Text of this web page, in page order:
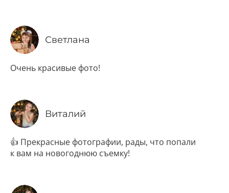
Светлана
Очень красивые фото!
Виталий
👍 Прекрасные фотографии, рады, что попали
к вам на новогоднюю съемку!